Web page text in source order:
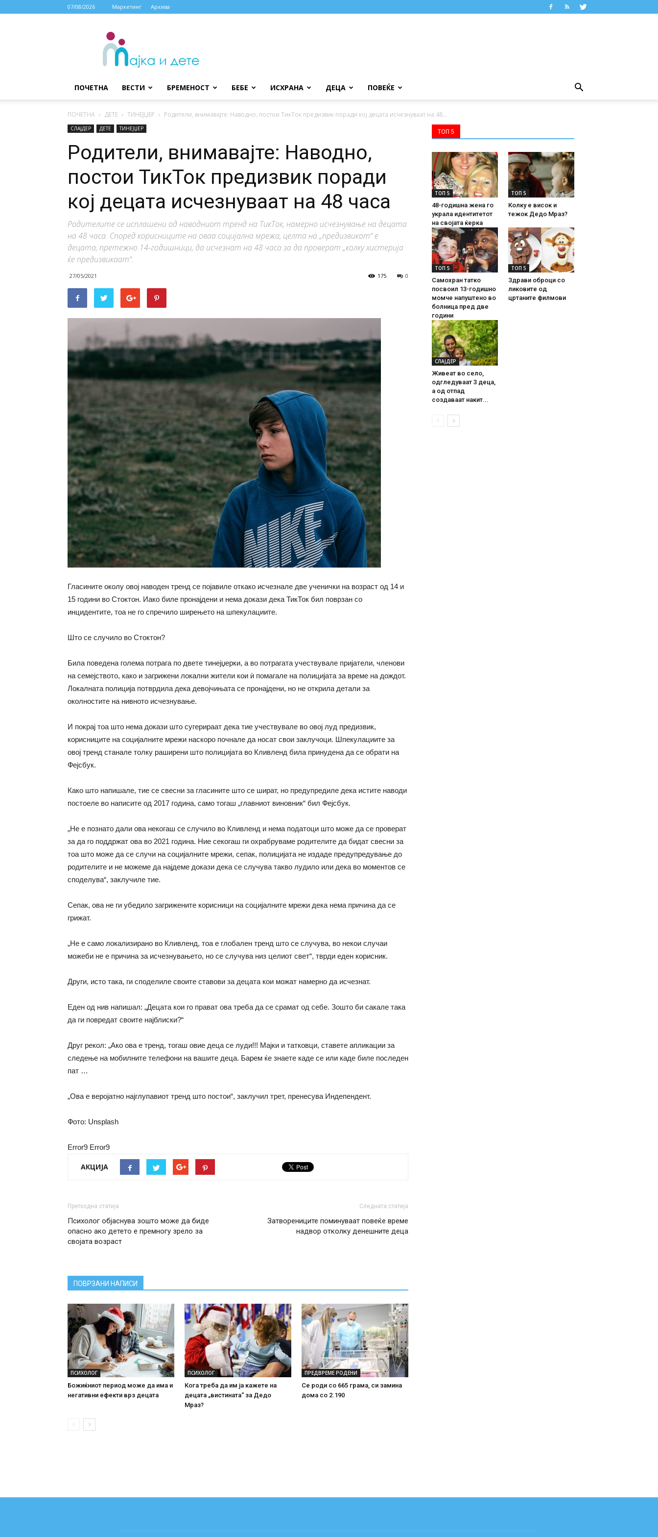
07/08/2026 Маркетинг Архива
МАЈКА
ДЕТЕ
ПОЧЕТНА ВЕСТИ БРЕМЕНОСТ БЕБЕ ИСХРАНА ДЕЦА ПОВЕЌЕ
ПОЧЕТНА ДЕТЕ ТИНЕЈЏЕР Родители, внимавајте: Наводно, постои ТикТок предизвик поради кој децата исчезнуваат на 48...
СЛАЈДЕР ДЕТЕ ТИНЕЈЏЕР
Родители, внимавајте: Наводно,
постои ТикТок предизвик поради
кој децата исчезнуваат на 48 часа
Родителите се исплашени од наводниот тренд на ТикТок, намерно исчезнување на децата
на 48 часа. Според корисниците на оваа социјална мрежа, целта на „предизвикот“ е
децата, претежно 14-годишници, да исчезнат на 48 часа за да проверат „колку хистерија
ќе предизвикаат“.
27/05/2021 0
175
Гласините околу овој наводен тренд се појавиле откако исчезнале две ученички на возраст од 14 и
15 години во Стоктон. Иако биле пронајдени и нема докази дека ТикТок бил поврзан со
инцидентите, тоа не го спречило ширењето на шпекулациите.
Што се случило во Стоктон?
Била поведена голема потрага по двете тинејџерки, а во потрагата учествувале пријатели, членови
на семејството, како и загрижени локални жители кои ѝ помагале на полицијата за време на дождот.
Локалната полиција потврдила дека девојчињата се пронајдени, но не открила детали за
околностите на нивното исчезнување.
И покрај тоа што нема докази што сугерираат дека тие учествувале во овој луд предизвик,
корисниците на социјалните мрежи наскоро почнале да носат свои заклучоци. Шпекулациите за
овој тренд станале толку раширени што полицијата во Кливленд била принудена да се обрати на
Фејсбук.
Како што напишале, тие се свесни за гласините што се шират, но предупредиле дека истите наводи
постоеле во написите од 2017 година, само тогаш „главниот виновник“ бил Фејсбук.
„Не е познато дали ова некогаш се случило во Кливленд и нема податоци што може да се проверат
за да го поддржат ова во 2021 година. Ние секогаш ги охрабруваме родителите да бидат свесни за
тоа што може да се случи на социјалните мрежи, сепак, полицијата не издаде предупредување до
родителите и не можеме да најдеме докази дека се случува такво лудило или дека во моментов се
споделува“, заклучиле тие.
Сепак, ова не ги убедило загрижените корисници на социјалните мрежи дека нема причина да се
грижат.
„Не е само локализирано во Кливленд, тоа е глобален тренд што се случува, во некои случаи
можеби не е причина за исчезнувањето, но се случува низ целиот свет“, тврди еден корисник.
Други, исто така, ги споделиле своите ставови за децата кои можат намерно да исчезнат.
Еден од нив напишал: „Децата кои го прават ова треба да се срамат од себе. Зошто би сакале така
да ги повредат своите најблиски?“
Друг рекол: „Ако ова е тренд, тогаш овие деца се луди!!! Мајки и татковци, ставете апликации за
следење на мобилните телефони на вашите деца. Барем ќе знаете каде се или каде биле последен
пат …
„Ова е веројатно најглупавиот тренд што постои“, заклучил трет, пренесува Индепендент.
Фото: Unsplash
Error9 Error9
АКЦИЈА
Претходна статија
Психолог објаснува зошто може да биде
опасно ако детето е премногу зрело за
својата возраст
Следната статија
Затворениците поминуваат повеќе време
надвор отколку денешните деца
ПОВРЗАНИ НАПИСИ
ПСИХОЛОГ
Божиќниот период може да има и
негативни ефекти врз децата
ПСИХОЛОГ
Кога треба да им ја кажете на
децата „вистината“ за Дедо
Мраз?
ПРЕДВРЕМЕ РОДЕНИ
Се роди со 665 грама, си замина
дома со 2.190
ТОП 5
ТОП 5
48-годишна жена го
украла идентитетот
на својата ќерка
ТОП 5
Колку е висок и
тежок Дедо Мраз?
ТОП 5
Самохран татко
посвоил 13-годишно
момче напуштено во
болница пред две
години
ТОП 5
Здрави оброци со
ликовите од
цртаните филмови
СЛАЈДЕР
Живеат во село,
одгледуваат 3 деца,
а од отпад
создаваат накит...